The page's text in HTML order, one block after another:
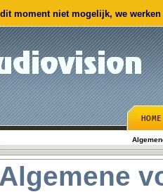
moment niet mogelijk, we
Algemene